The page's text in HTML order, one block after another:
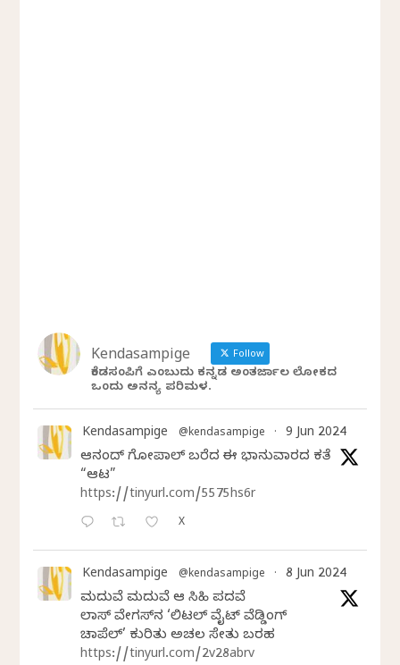
Kendasampige Follow
ಕೆಂಡಸಂಪಿಗೆ ಎಂಬುದು ಕನ್ನಡ ಅಂತರ್ಜಾಲ ಲೋಕದ
ಒಂದು ಅನನ್ಯ ಪರಿಮಳ.
Kendasampige @kendasampige · 9 Jun 2024
ಆನಂದ್‌ ಗೋಪಾಲ್‌ ಬರೆದ ಈ ಭಾನುವಾರದ ಕತೆ
“ಆಟ”
https://tinyurl.com/5575hs6r
X
Kendasampige @kendasampige · 8 Jun 2024
ಮದುವೆ ಮದುವೆ ಆ ಸಿಹಿ ಪದವೆ
ಲಾಸ್‌ ವೇಗಸ್‌ನ ‘ಲಿಟಲ್ ವೈಟ್ ವೆಡ್ಡಿಂಗ್
ಚಾಪೆಲ್’ ಕುರಿತು ಅಚಲ ಸೇತು ಬರಹ
https://tinyurl.com/2v28abrv